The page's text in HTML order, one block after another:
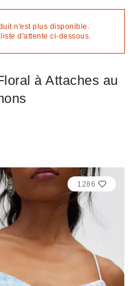
n'est plus disponible.
d'attente ci-dessous.
à Attaches au
1286